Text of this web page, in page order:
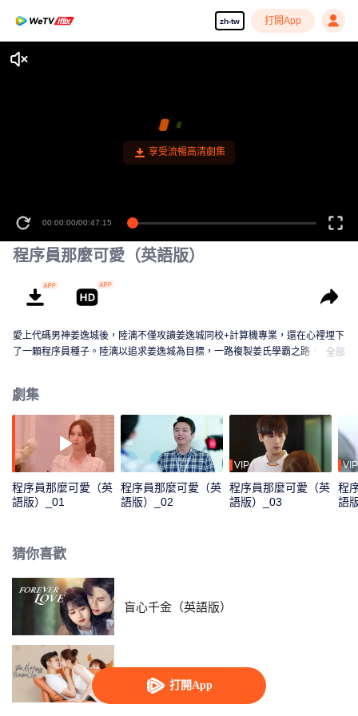
zh-tw 打開App
打開App
享受流暢高清劇集
00:00:00/00:47:15
程序員那麼可愛（英語版）
愛上代碼男神姜逸城後，陸漓不僅攻讀姜逸城同校+計算機專業，還在心裡埋下
了一顆程序員種子。陸漓以追求姜逸城為目標，一路複製姜氏學霸之路，卻沒
份懷疑讓陸漓在公司舉步維艱，為了自己的暗戀事業和人生目標，陸漓拼盡一
切抓住機會，終於和姜逸城達成一年的契約夫婦。兩人在同居中展開甜蜜互
動，姜逸城對陸漓漸漸動心而不自知。
全部
劇集
程序員那麼可愛（英
語版）_01
程序員那麼可愛（英
語版）_02
VIP
程序員那麼可愛（英
語版）_03
VIP
程
語
猜你喜歡
盲心千金（英語版）